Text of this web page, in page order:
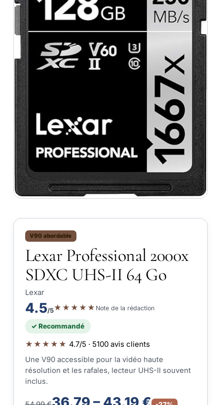
V90 abordable
Lexar Professional 2000x
SDXC UHS-II 64 Go
Lexar
4.5/5★★★★★ Note de la rédaction
✓ Recommandé
★★★★★ 4.7/5 · 5100 avis clients
Une V90 accessible pour la vidéo haute
résolution et les rafales, lecteur UHS-II souvent
inclus.